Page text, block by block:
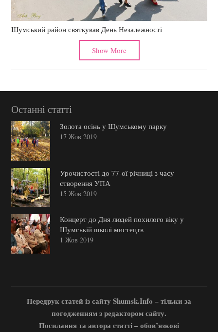
Шумський район святкував День Незалежності
Show More
Останні статті
Золота осінь у Шумському парку
17 Жов 2019
Урочистості до 77-ої річниці з часу
створення УПА
15 Жов 2019
Концерт до Дня людей похилого віку у
Шумській школі мистецтв
1 Жов 2019
Передрук статей із сайту Shumsk.Info – тільки за
погодженням з редактором сайту.
Посилання та автора статті – обов’язкові